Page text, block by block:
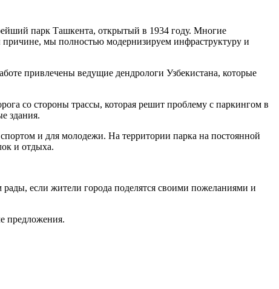
парк Ташкента, открытый в 1934 году. Многие
мы полностью модернизируем инфраструктуру и
привлечены ведущие дендрологи Узбекистана, которые
со стороны трассы, которая решит проблему с паркингом в
здания.
и для молодежи. На территории парка на постоянной
и отдыха.
если жители города поделятся своими пожеланиями и
предложения.